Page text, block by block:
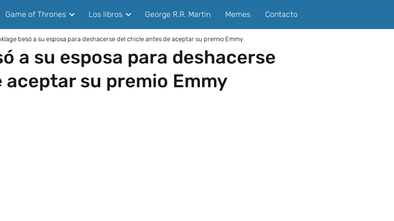
Game of Thrones Los libros George R.R. Martin Memes Contacto
besó a su esposa para deshacerse del chicle antes de aceptar su premio Emmy
a su esposa para deshacerse
su premio Emmy